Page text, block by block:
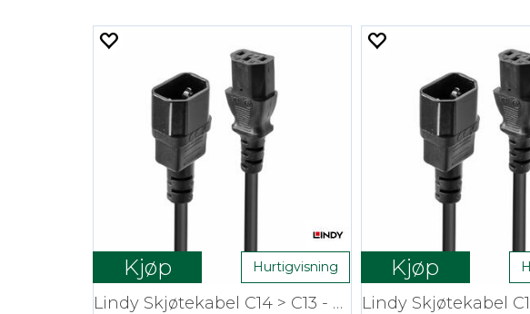
Kjøp Hurtigvisning
Lindy Skjøtekabel C14 > C13 - 5 m
Kjøp